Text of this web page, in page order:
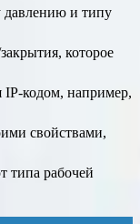
давлению и типу
которое
IP-кодом, например,
свойствами,
типа рабочей